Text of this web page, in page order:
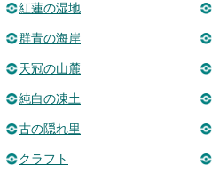
紅蓮の湿地
群青の海岸
天冠の山麓
純白の凍土
古の隠れ里
クラフト